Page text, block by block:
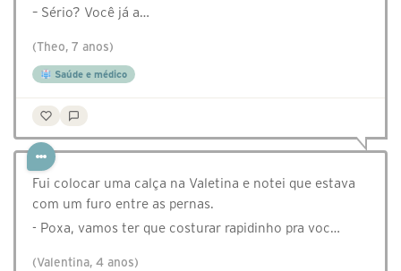
– Sério? Você já a…
(Theo, 7 anos)
Saúde e médico
Fui colocar uma calça na Valetina e notei que estava
com um furo entre as pernas.
- Poxa, vamos ter que costurar rapidinho pra voc…
(Valentina, 4 anos)